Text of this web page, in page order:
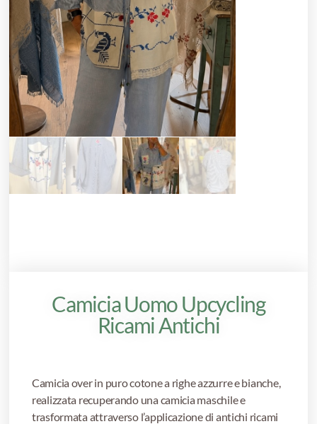
Camicia Uomo Upcycling
Ricami Antichi
Camicia over in puro cotone a righe azzurre e bianche,
realizzata recuperando una camicia maschile e
trasformata attraverso l’applicazione di antichi ricami